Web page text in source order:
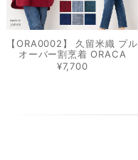
【ORA0002】 久留米織 プル
オーバー割烹着 ORACA
¥7,700